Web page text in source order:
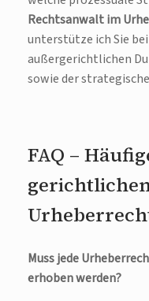
Rechtsanwalt im
unterstütze ich Sie
außergerichtlichen
sowie der
FAQ –
Muss jede
erhoben werden?